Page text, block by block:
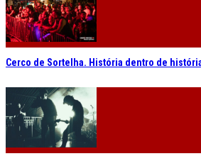
Cerco de Sortelha. História dentro de